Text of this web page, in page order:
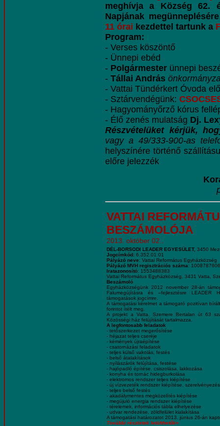
meghívja a Község 62.
Napjának megünneplésére
11 órai kezdettel tartunk a
Program:
- Verses köszöntő
- Ünnepi ebéd
- Polgármester ünnepi
- Tállai András
- Vattai Tündérkert Óvoda
- Sztárvendégünk:
- Hagyományőrző kórus
- Élő zenés mulatság Dj.
Részvételüket kérjük,
vagy a 49/333-900-as
helyszínére történő
előre jelezzék
VATTAI
BESZÁMOLÓJA
2013. október 02..
DÉL-BORSODI LEADER EGYESÜLET, 3450
Jogcímkód: 6.352.01.01
Pályázó neve: Vattai Református Egyházközség
Pályázó MVH regisztrációs száma: 1008787606
Iratazonosító: 1553488383
Vattai Református Egyházközség, 3431 Vatta,
Beszámoló
Egyházközségünk 2012 november 28-án
Falumegújításra és –fejlesztésre LEADER
támogatások jogcímre.
A támogatási kérelmet a támogató pozitívan
forintot ítélt meg.
A projekt a Vatta, Szemere Bertalan út 63
Közösségi ház felújítását tartalmazza.
A legfontosabb feladatok
- tetőszerkezet megerősítése
- héjazat teljes cseréje
- kémények újraépítése
- csatornázási feladatok
- teljes külső vakolás, festés
- belső átalakítások
- nyílászárók felújítása, festése
- hajópadló építése, csiszolása, lakkozása
- konyha és tornác hidegburkolása
- elektromos rendszer teljes kiépítése
- új vízvezeték rendszer kiépítése, szerelvényezés
- teljes belső festés
- akadálymentes megközelítés kiépítése
- megújuló energia rendszer kiépítése
- térelemek, információs tábla elhelyezése
- udvar rendezése, zöldfelület kialakítása
A támogatási határozatot 2013. június 26-án
További részletek letölthetők»